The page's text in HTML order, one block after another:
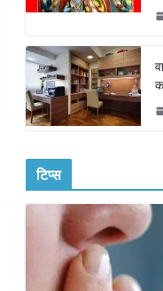
टिप्स